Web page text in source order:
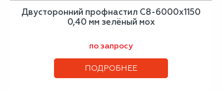
Двусторонний профнастил С8-6000х1150
0,40 мм зелёный мох
по запросу
ПОДРОБНЕЕ